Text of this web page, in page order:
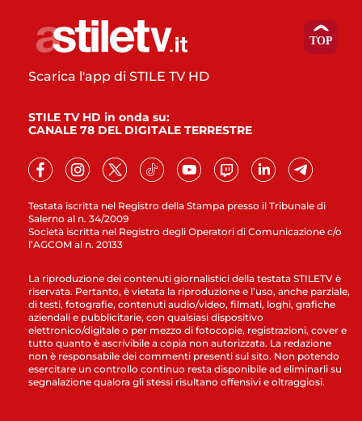
Testata iscritta nel Registro della Stampa presso il Tribunale di
Salerno al n. 34/2009
Società iscritta nel Registro degli Operatori di Comunicazione c/o
l’AGCOM al n. 20133
Scarica l'app di STILE TV HD
STILE TV HD in onda su:
CANALE 78 DEL DIGITALE TERRESTRE
La riproduzione dei contenuti giornalistici della testata STILETV è
riservata. Pertanto, è vietata la riproduzione e l’uso, anche parziale,
di testi, fotografie, contenuti audio/video, filmati, loghi, grafiche
aziendali e pubblicitarie, con qualsiasi dispositivo
elettronico/digitale o per mezzo di fotocopie, registrazioni, cover e
tutto quanto è ascrivibile a copia non autorizzata. La redazione
non è responsabile dei commenti presenti sul sito. Non potendo
esercitare un controllo continuo resta disponibile ad eliminarli su
segnalazione qualora gli stessi risultano offensivi e oltraggiosi.